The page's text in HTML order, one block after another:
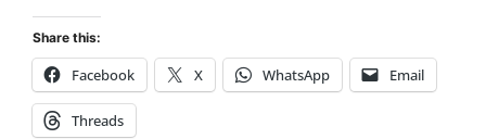
Share this:
Facebook X WhatsApp Email
Threads